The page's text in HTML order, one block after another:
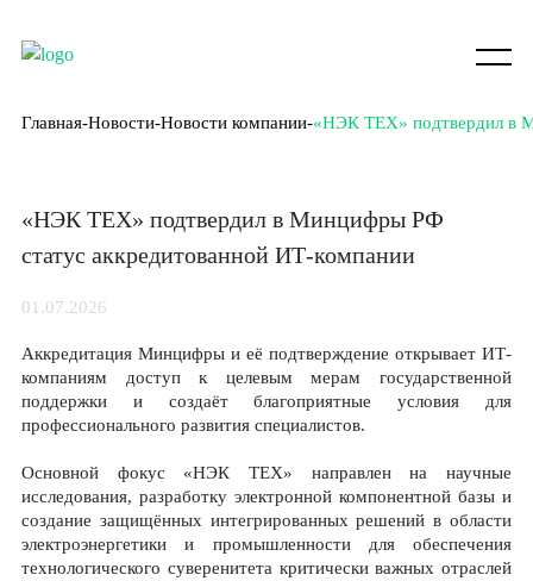
Главная Новости Новости компании «НЭК ТЕХ» подтвердил в
«НЭК ТЕХ» подтвердил в Минцифры РФ
статус аккредитованной ИТ-компании
01.07.2026
Основной фокус «НЭК ТЕХ» направлен на научные
исследования, разработку электронной компонентной базы и
создание защищённых интегрированных решений в области
электроэнергетики и промышленности для обеспечения
технологического суверенитета критически важных отраслей
Аккредитация Минцифры и её подтверждение открывает ИТ-
компаниям доступ к целевым мерам государственной
поддержки и создаёт благоприятные условия для
профессионального развития специалистов.